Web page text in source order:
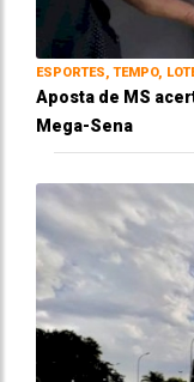
ESPORTES, TEMPO,
Aposta de MS
Mega-Sena